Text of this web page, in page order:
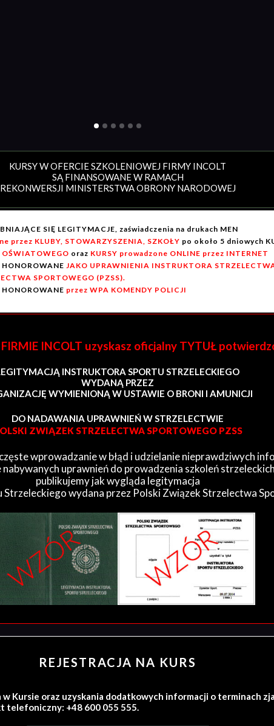
KURSY W OFERCIE SZKOLENIOWEJ FIRMY INCOLT
SĄ FINANSOWANE W RAMACH
REKONWERSJI MINISTERSTWA OBRONY NARODOWEJ
SIĘ LEGITYMACJE, zaświadczenia na drukach MEN
przez KLUBY, STOWARZYSZENIA, SZKOŁY po około 5 dniowych
OŚWIATOWEGO oraz KURSY prowadzone ONLINE przez INTERNET
HONOROWANE JAKO UPRAWNIENIA INSTRUKTORA
SPORTOWEGO (PZSS).
HONOROWANE przez WPA KOMENDY POLICJI
INCOLT uzyskasz oficjalny TYTUŁ
INSTRUKTORA SPORTU STRZELECKIEGO
WYDANĄ PRZEZ
WYMIENIONĄ W USTAWIE O BRONI I AMUNICJI
DO NADAWANIA UPRAWNIEŃ W STRZELECTWIE
ZWIĄZEK STRZELECTWA SPORTOWEGO PZSS
wprowadzanie w błąd i udzielanie nieprawdziwych
nabywanych uprawnień do prowadzenia szkoleń strzeleckich
publikujemy jak wygląda legitymacja
wydana przez Polski Związek Strzelectwa
REJESTRACJA NA KURS
Kursie oraz uzyskania dodatkowych informacji o terminach
telefoniczny: +48 600 055 555.